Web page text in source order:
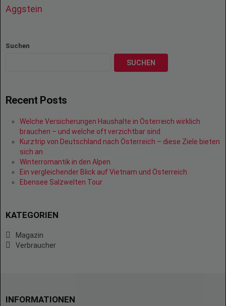
Aggstein
Suchen
SUCHEN
Recent Posts
Welche Versicherungen Haushalte in Österreich wirklich
brauchen – und welche oft verzichtbar sind
Kurztrip von Deutschland nach Österreich – diese Ziele bieten
sich an
Winterromantik in den Alpen
Ein vergleichender Blick auf Vietnam und Österreich
Ebensee Salzwelten Tour
KATEGORIEN
Magazin
Verbraucher
INFORMATIONEN